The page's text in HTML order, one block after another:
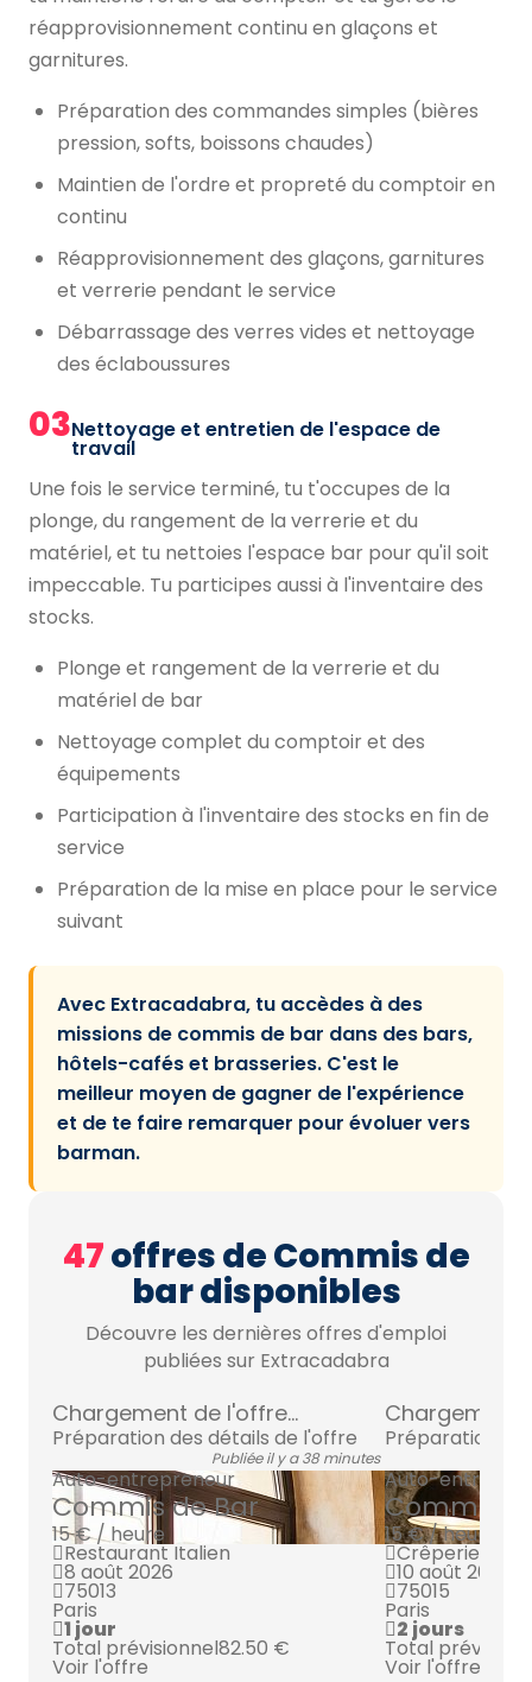
réapprovisionnement continu en glaçons et
garnitures.
Préparation des commandes simples (bières
pression, softs, boissons chaudes)
Maintien de l'ordre et propreté du comptoir en
continu
Réapprovisionnement des glaçons, garnitures
et verrerie pendant le service
Débarrassage des verres vides et nettoyage
des éclaboussures
03Nettoyage et entretien de l'espace de
travail
Une fois le service terminé, tu t'occupes de la
plonge, du rangement de la verrerie et du
matériel, et tu nettoies l'espace bar pour qu'il soit
impeccable. Tu participes aussi à l'inventaire des
stocks.
Plonge et rangement de la verrerie et du
matériel de bar
Nettoyage complet du comptoir et des
équipements
Participation à l'inventaire des stocks en fin de
service
Préparation de la mise en place pour le service
suivant
Avec Extracadabra, tu accèdes à des
missions de commis de bar dans des bars,
hôtels-cafés et brasseries. C'est le
meilleur moyen de gagner de l'expérience
et de te faire remarquer pour évoluer vers
barman.
47offres de Commis de
bar disponibles
Découvre les dernières offres d'emploi
publiées sur Extracadabra
Chargement de l'offre...
Préparation des détails de l'offre
Publiée il y a 38 minutes
Auto-entrepreneur
Commis de Bar
15 € / heure
Restaurant Italien
8 août 2026
75013
Paris
1 jour
Total prévisionnel82.50 €
Voir l'offre
Chargement
Préparation
Auto-
Commis
15 € / heure
Crêperie
10 août 2026
75015
Paris
2 jours
Total
Voir l'offre